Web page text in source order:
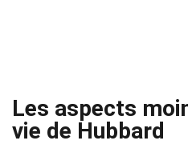
Les aspects
vie de Hubbard